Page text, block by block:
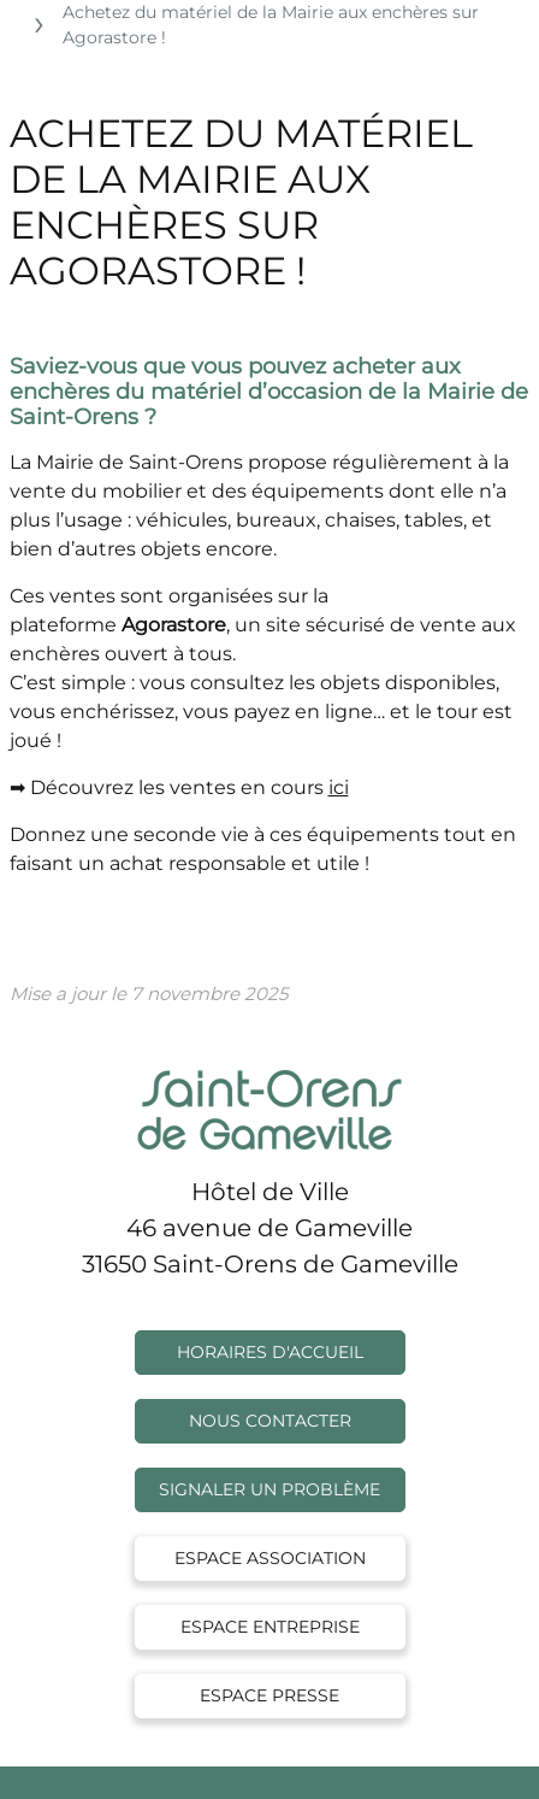
Achetez du matériel de la Mairie aux enchères sur
Agorastore !
ACHETEZ DU MATÉRIEL
DE LA MAIRIE AUX
ENCHÈRES SUR
AGORASTORE !
Saviez-vous que vous pouvez acheter aux
enchères du matériel d’occasion de la Mairie de
Saint-Orens ?
La Mairie de Saint-Orens propose régulièrement à la
vente du mobilier et des équipements dont elle n’a
plus l’usage : véhicules, bureaux, chaises, tables, et
bien d’autres objets encore.
Ces ventes sont organisées sur la
plateforme Agorastore, un site sécurisé de vente aux
enchères ouvert à tous.
C’est simple : vous consultez les objets disponibles,
vous enchérissez, vous payez en ligne… et le tour est
joué !
➡ Découvrez les ventes en cours ici
Donnez une seconde vie à ces équipements tout en
faisant un achat responsable et utile !
Mise a jour le 7 novembre 2025
Hôtel de Ville
46 avenue de Gameville
31650 Saint-Orens de Gameville
HORAIRES D'ACCUEIL
NOUS CONTACTER
SIGNALER UN PROBLÈME
ESPACE ASSOCIATION
ESPACE ENTREPRISE
ESPACE PRESSE